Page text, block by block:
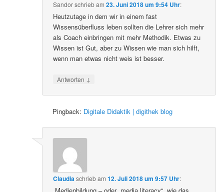
Sandorschriebam23. Juni 2018 um 9:54 Uhr:
Heutzutage in dem wir in einem fast
Wissensüberfluss leben sollten die Lehrer sich mehr
als Coach einbringen mit mehr Methodik. Etwas zu
Wissen ist Gut, aber zu Wissen wie man sich hilft,
wenn man etwas nicht weis ist besser.
Antworten ↓
Pingback: Digitale Didaktik | digithek blog
Claudiaschriebam12. Juli 2018 um 9:57 Uhr: